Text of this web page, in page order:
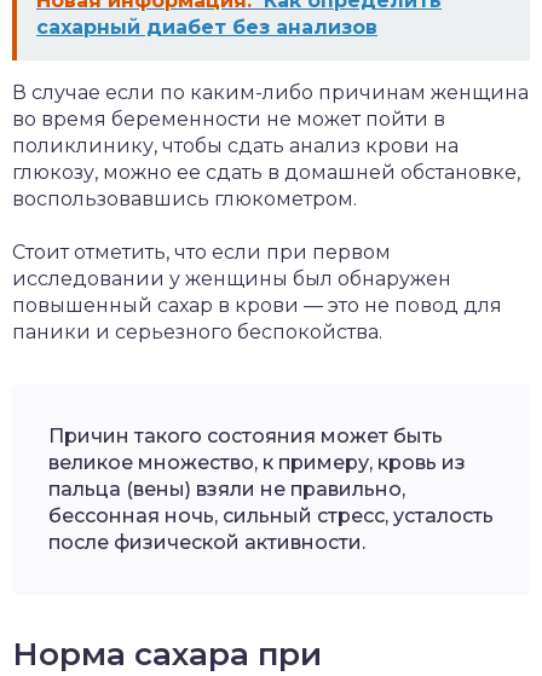
сахарный диабет без анализов
В случае если по каким-либо причинам женщина
во время беременности не может пойти в
поликлинику, чтобы сдать анализ крови на
глюкозу, можно ее сдать в домашней обстановке,
воспользовавшись глюкометром.
Стоит отметить, что если при первом
исследовании у женщины был обнаружен
повышенный сахар в крови — это не повод для
паники и серьезного беспокойства.
Причин такого состояния может быть
великое множество, к примеру, кровь из
пальца (вены) взяли не правильно,
бессонная ночь, сильный стресс, усталость
после физической активности.
Норма сахара при